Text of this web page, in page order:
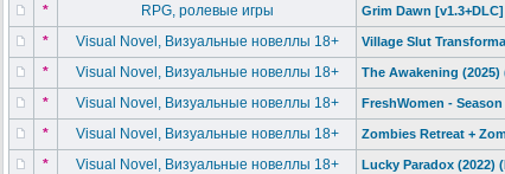
* RPG, ролевые игры Grim Dawn
* Visual Novel, Визуальные новеллы 18+ Village Slut
* Visual Novel, Визуальные новеллы 18+ The Awakening (2025)
* Visual Novel, Визуальные новеллы 18+ FreshWomen - Season
* Visual Novel, Визуальные новеллы 18+ Zombies Retreat +
* Visual Novel, Визуальные новеллы 18+ Lucky Paradox (2022)